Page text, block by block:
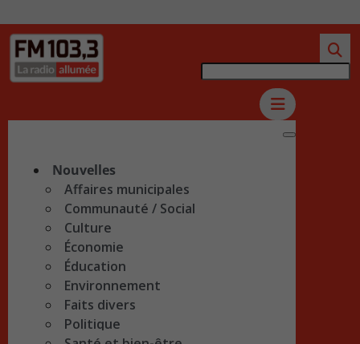
Nouvelles
Affaires municipales
Communauté / Social
Culture
Économie
Éducation
Environnement
Faits divers
Politique